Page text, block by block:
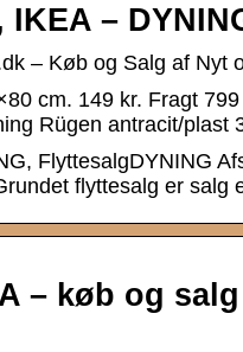
–
– Køb og Salg af Nyt
cm. 149 kr. Fragt
Rügen antracit/plast
FlyttesalgDYNING
flyttesalg er salg
– køb og